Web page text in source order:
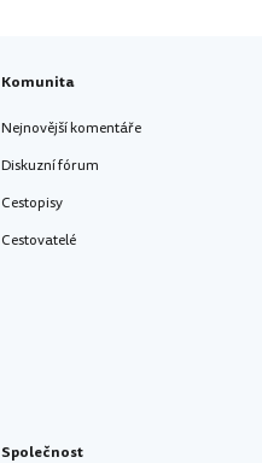
Komunita
Nejnovější komentáře
Diskuzní fórum
Cestopisy
Cestovatelé
Společnost